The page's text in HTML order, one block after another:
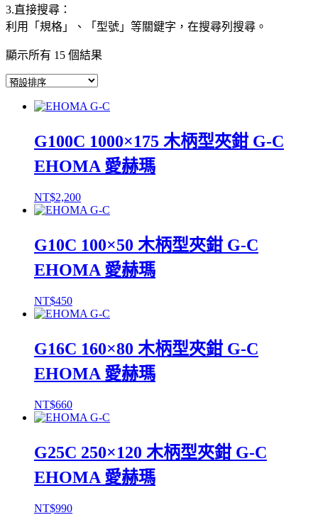
3.直接搜尋：
利用「規格」、「型號」等關鍵字，在搜尋列搜尋。
顯示所有 15 個結果
G100C 1000×175 木柄型夾鉗 G-C
EHOMA 愛赫瑪
NT$2,200
G10C 100×50 木柄型夾鉗 G-C
EHOMA 愛赫瑪
NT$450
G16C 160×80 木柄型夾鉗 G-C
EHOMA 愛赫瑪
NT$660
G25C 250×120 木柄型夾鉗 G-C
EHOMA 愛赫瑪
NT$990